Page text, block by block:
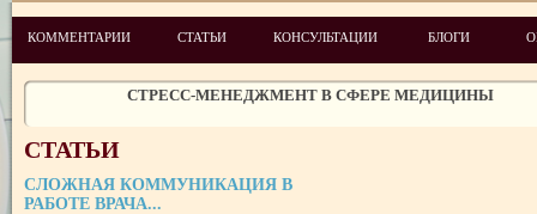
КОММЕНТАРИИ СТАТЬИ КОНСУЛЬТАЦИИ БЛОГИ
ЧЕГО ХОТЯТ ПАЦИЕНТЫ КАТЕГОРИИ VIP
СТРЕСС-МЕНЕДЖМЕНТ В СФЕРЕ МЕДИЦИНЫ
ПРАВОВОЙ СТАТУС ПРЕДСТАВИТЕЛЯ ПАЦИЕНТА В УКРАИНЕ
РОЛЬ МЕДИЦИНСКОЙ ДОКУМЕНТАЦИИ КАК
ГРАЖДАНСКОМ И УГОЛОВНОМ СУДОПРОИЗВОДСТВЕ
СТАТЬИ
СЛОЖНАЯ КОММУНИКАЦИЯ В
РАБОТЕ ВРАЧА...